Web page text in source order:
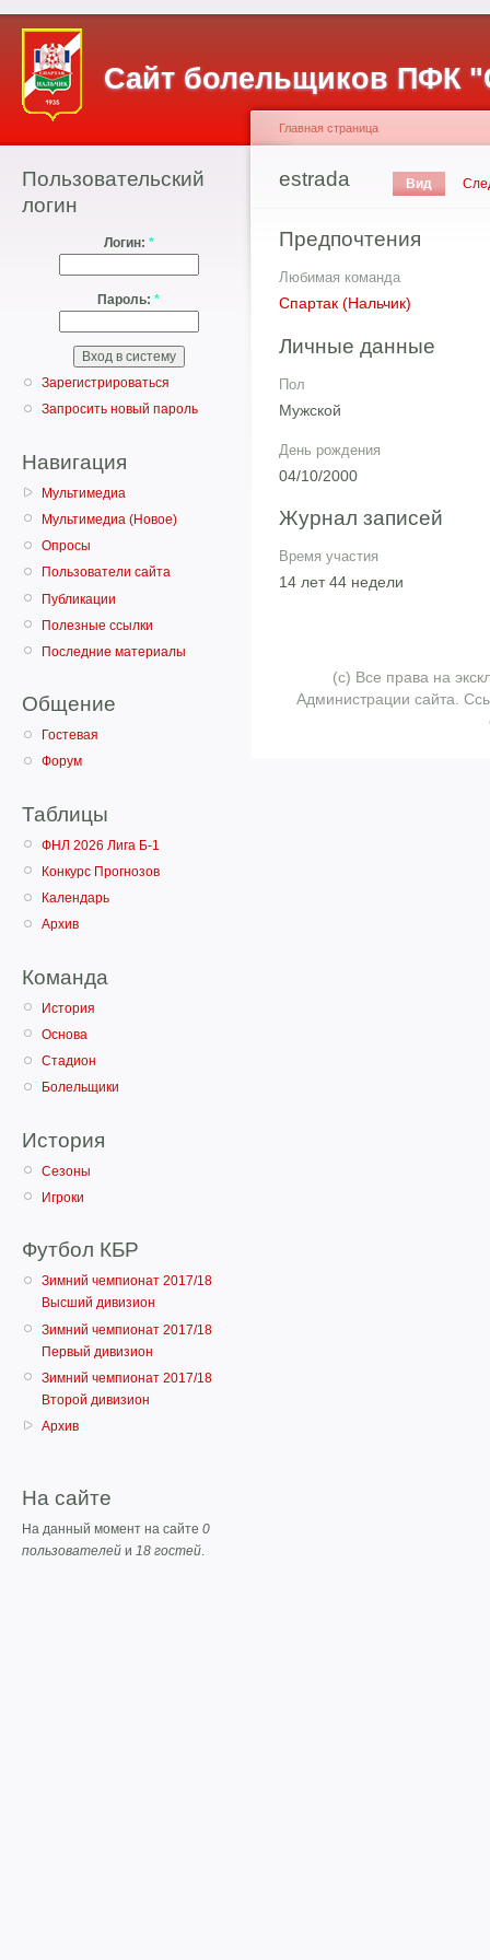
Сайт болельщиков ПФК
Пользовательский
логин
Логин: *
Пароль: *
Зарегистрироваться
Запросить новый пароль
Навигация
Мультимедиа
Мультимедиа (Новое)
Опросы
Пользователи сайта
Публикации
Полезные ссылки
Последние материалы
Общение
Гостевая
Форум
Таблицы
ФНЛ 2026 Лига Б-1
Конкурс Прогнозов
Календарь
Архив
Команда
История
Основа
Стадион
Болельщики
История
Сезоны
Игроки
Футбол КБР
Зимний чемпионат 2017/18
Высший дивизион
Зимний чемпионат 2017/18
Первый дивизион
Зимний чемпионат 2017/18
Второй дивизион
Архив
На сайте
На данный момент на сайте 0
пользователей и 18 гостей.
Главная страница
estrada Вид
Предпочтения
Любимая команда
Спартак (Нальчик)
Личные данные
Пол
Мужской
День рождения
04/10/2000
Журнал записей
Время участия
14 лет 44 недели
(с) Все права на
Администрации сайта.